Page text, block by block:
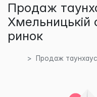
Продаж
Хмельницькій
ринок
Продаж